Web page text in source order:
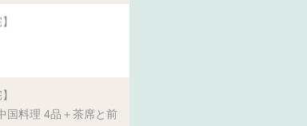
国料理 4品＋茶席と前